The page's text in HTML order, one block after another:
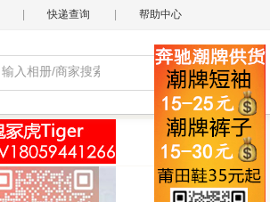
快递查询 帮助中心